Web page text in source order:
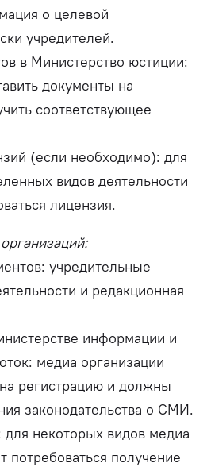
о целевой
учредителей.
в Министерство юстиции:
документы на
соответствующее
(если необходимо): для
видов деятельности
лицензия.
учредительные
и редакционная
информации и
медиа организации
регистрацию и должны
законодательства о СМИ.
для некоторых видов медиа
потребоваться получение